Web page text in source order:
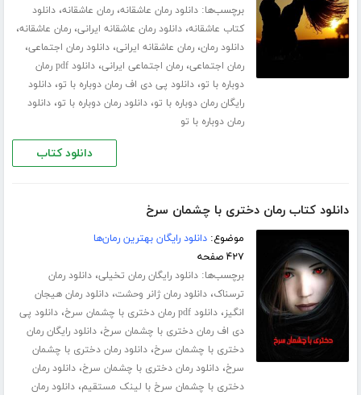
برچسب‌ها:دانلود رمان عاشقانه،رمان عاشقانه،دانلود
کتاب عاشقانه،دانلود رمان عاشقانه ایرانی،رمان عاشقانه،
دانلود رمان،رمان عاشقانه ایرانی،دانلود رمان اجتماعی،
رمان اجتماعی،رمان اجتماعی ایرانی،
دانلود pdf رمان
دوباره با تو،دانلود پی دی اف رمان دوباره با تو،دانلود
رایگان رمان دوباره با تو،دانلود رمان دوباره با تو،دانلود
رمان دوباره با تو
دانلود کتاب
دانلود کتاب رمان دختری با چشمان سرخ
موضوع:دانلود رایگان بهترین رمان‌ها
۴۲۷ صفحه
برچسب‌ها:دانلود رایگان رمان تخیلی،دانلود رمان
ترسناک،دانلود رمان ژانر وحشت،دانلود رمان هیجان
انگیز،دانلود pdf رمان دختری با چشمان سرخ ،دانلود پی
دی اف رمان دختری با چشمان سرخ،دانلود رایگان رمان
دختری با چشمان سرخ،دانلود رمان دختری با چشمان
سرخ،دانلود رمان دختری با چشمان سرخ،دانلود رمان
دختری با چشمان سرخ با لینک مستقیم،دانلود رمان